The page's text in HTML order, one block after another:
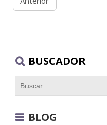
BUSCADOR
BLOG